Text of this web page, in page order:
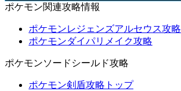
ポケモン関連攻略情報
ポケモンレジェンズアルセウス攻略
ポケモンダイパリメイク攻略
ポケモンソードシールド攻略
ポケモン剣盾攻略トップ